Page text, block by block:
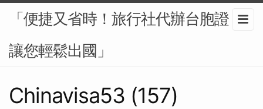
「便捷又省時！旅行社代辦台胞證，
讓您輕鬆出國」
Chinavisa53 (157)